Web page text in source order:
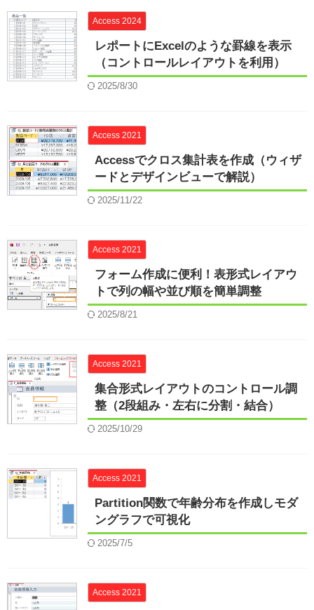
Access 2024
レポートにExcelのような罫線を表示
（コントロールレイアウトを利用）
2025/8/30
Access 2021
Accessでクロス集計表を作成（ウィザ
ードとデザインビューで解説）
2025/11/22
Access 2021
フォーム作成に便利！表形式レイアウ
トで列の幅や並び順を簡単調整
2025/8/21
Access 2021
集合形式レイアウトのコントロール調
整（2段組み・左右に分割・結合）
2025/10/29
Access 2021
Partition関数で年齢分布を作成しモダ
ングラフで可視化
2025/7/5
Access 2021